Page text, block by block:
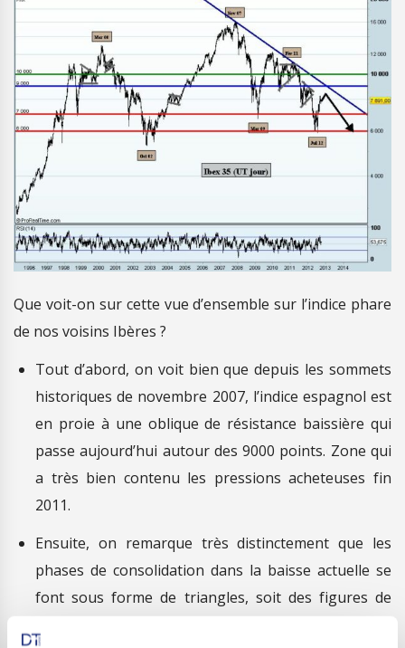
Que voit-on sur cette vue d’ensemble sur l’indice phare
de nos voisins Ibères ?
Tout d’abord, on voit bien que depuis les sommets
historiques de novembre 2007, l’indice espagnol est
en proie à une oblique de résistance baissière qui
passe aujourd’hui autour des 9000 points. Zone qui
a très bien contenu les pressions acheteuses fin
2011.
Ensuite, on remarque très distinctement que les
phases de consolidation dans la baisse actuelle se
font sous forme de triangles, soit des figures de